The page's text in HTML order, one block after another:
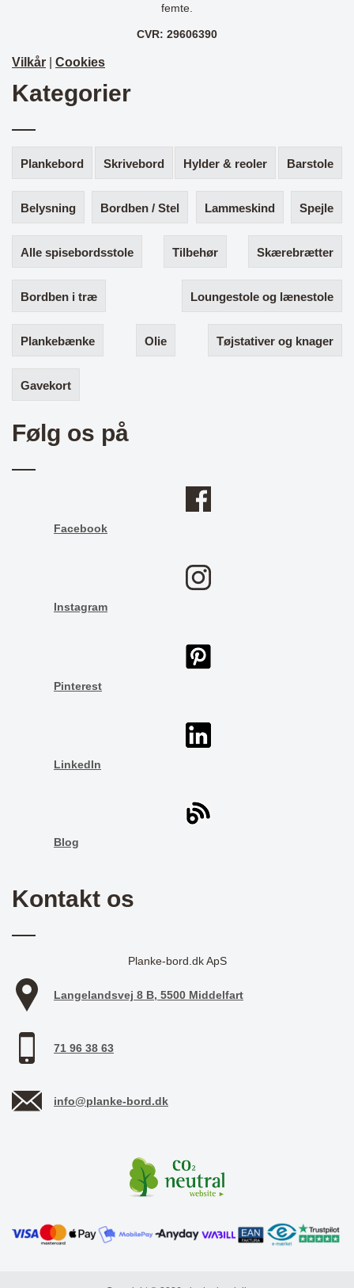
femte.
CVR: 29606390
Vilkår Cookies
Kategorier
Plankebord Skrivebord Hylder & reoler Barstole
Belysning Bordben / Stel Lammeskind Spejle
Alle spisebordsstole Tilbehør Skærebrætter
Bordben i træ Loungestole og lænestole
Plankebænke Olie Tøjstativer og knager
Gavekort
Følg os på
Facebook
Instagram
Pinterest
LinkedIn
Blog
Kontakt os
Planke-bord.dk ApS
Langelandsvej 8 B, 5500 Middelfart
71 96 38 63
info@planke-bord.dk